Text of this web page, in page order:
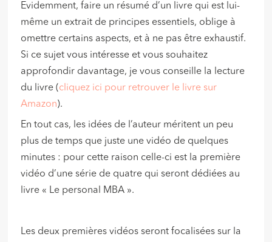
Evidemment, faire un résumé d’un livre qui est lui-
même un extrait de principes essentiels, oblige à
omettre certains aspects, et à ne pas être exhaustif.
Si ce sujet vous intéresse et vous souhaitez
approfondir davantage, je vous conseille la lecture
du livre (cliquez ici pour retrouver le livre sur
Amazon).
En tout cas, les idées de l’auteur méritent un peu
plus de temps que juste une vidéo de quelques
minutes : pour cette raison celle-ci est la première
vidéo d’une série de quatre qui seront dédiées au
livre « Le personal MBA ».
Les deux premières vidéos seront focalisées sur la